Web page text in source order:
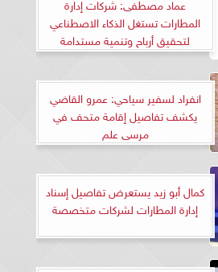
المطارات تستغل الذكاء الاصطناعي
لتحقيق أرباح وتنمية مستدامة
انفراد لسفير سياحي: عمرو القاضي
يكشف تفاصيل إقامة متحف في
مرسى علم
كمال أبو زيد يستعرض تفاصيل إسناد
إدارة المطارات لشركات متخصصة